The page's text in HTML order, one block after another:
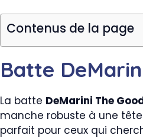
Contenus de la page
Batte
La batte DeMarini The
manche robuste à une
parfait pour ceux qui